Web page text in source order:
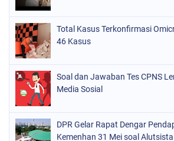
Total Kasus Terkonfirmasi
46 Kasus
Soal dan Jawaban Tes CPNS
Media Sosial
DPR Gelar Rapat Dengar
Kemenhan 31 Mei soal Alutsista